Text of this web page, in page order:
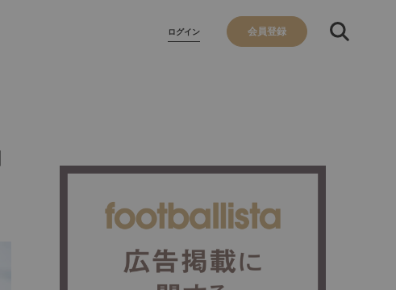
ログイン 会員登録